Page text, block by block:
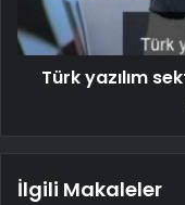
Türk yazılım
İlgili Makaleler